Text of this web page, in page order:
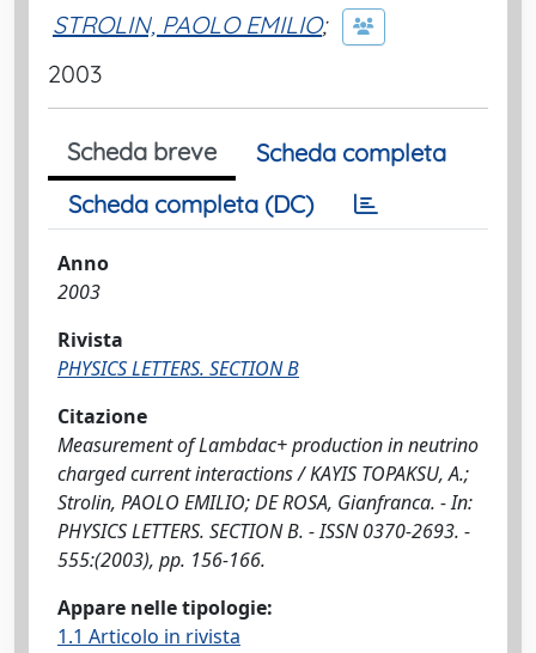
STROLIN, PAOLO EMILIO;
2003
Scheda breve
Scheda completa
Scheda completa (DC)
Anno
2003
Rivista
PHYSICS LETTERS. SECTION B
Citazione
Measurement of Lambdac+ production in neutrino
charged current interactions / KAYIS TOPAKSU, A.;
Strolin, PAOLO EMILIO; DE ROSA, Gianfranca. - In:
PHYSICS LETTERS. SECTION B. - ISSN 0370-2693. -
555:(2003), pp. 156-166.
Appare nelle tipologie:
1.1 Articolo in rivista